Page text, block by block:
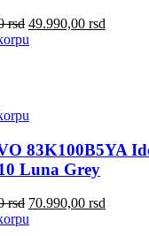
rsd 49.990,00 rsd
83K100B5YA
Luna Grey
rsd 70.990,00 rsd